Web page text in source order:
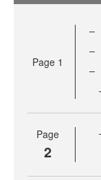
Page 1
Page
2